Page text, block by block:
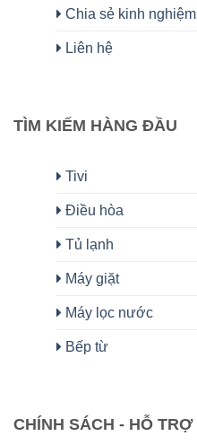
Chia sẻ kinh nghiệm
Liên hệ
TÌM KIẾM HÀNG ĐẦU
Tivi
Điều hòa
Tủ lạnh
Máy giặt
Máy lọc nước
Bếp từ
CHÍNH SÁCH - HỖ TRỢ